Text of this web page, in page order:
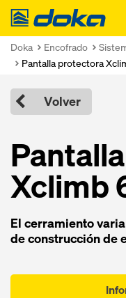
Doka
Doka Encofrado
Pantalla protectora
Volver
Xclimb
El cerramiento
de construcción de